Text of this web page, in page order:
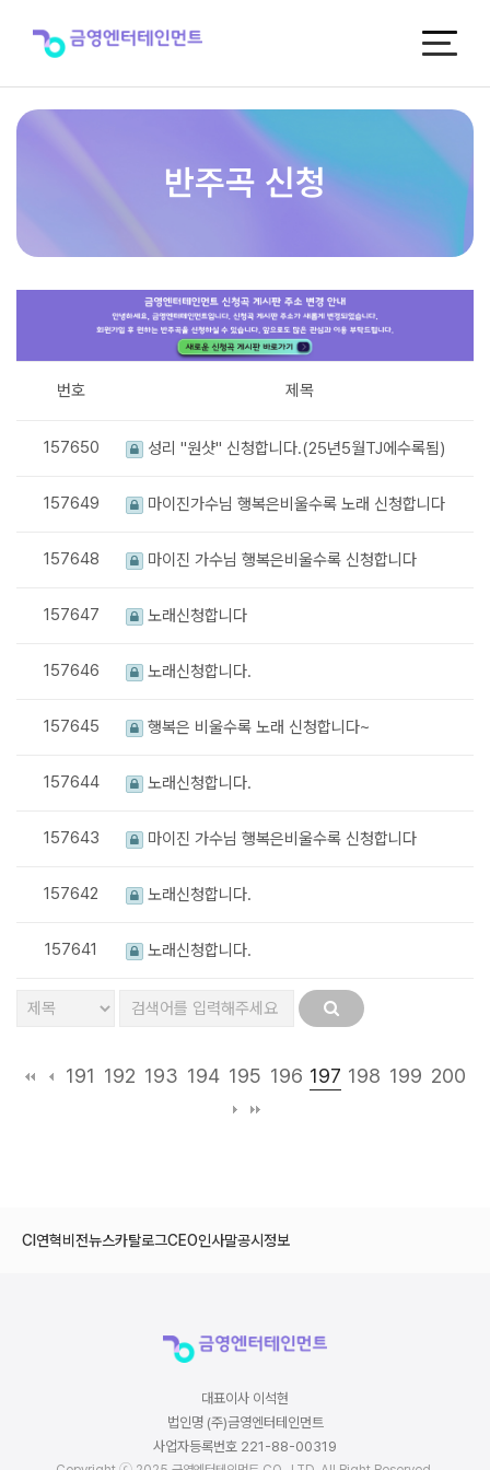
반주곡 신청
번호 제목
157650 성리 "원샷" 신청합니다.(25년5월TJ에수록됨)
157649 마이진가수님 행복은비울수록 노래 신청합니다
157648 마이진 가수님 행복은비울수록 신청합니다
157647 노래신청합니다
157646 노래신청합니다.
157645 행복은 비울수록 노래 신청합니다~
157644 노래신청합니다.
157643 마이진 가수님 행복은비울수록 신청합니다
157642 노래신청합니다.
157641 노래신청합니다.
191 192 193 194 195 196 197 198 199 200
CI 연혁비전뉴스카탈로그CEO인사말공시정보
대표이사 이석현
법인명 (주)금영엔터테인먼트
사업자등록번호 221-88-00319